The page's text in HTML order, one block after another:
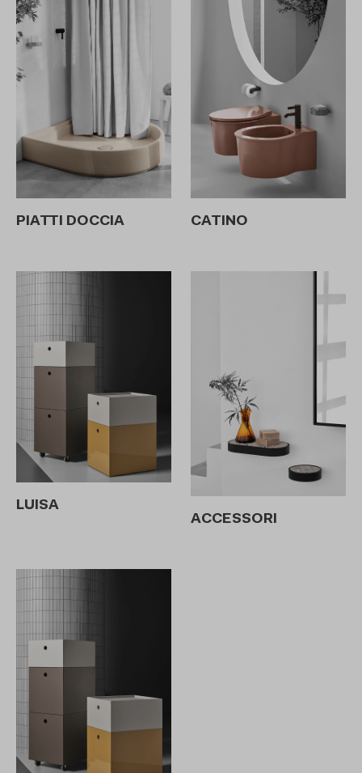
PIATTI DOCCIA CATINO
LUISA
ACCESSORI